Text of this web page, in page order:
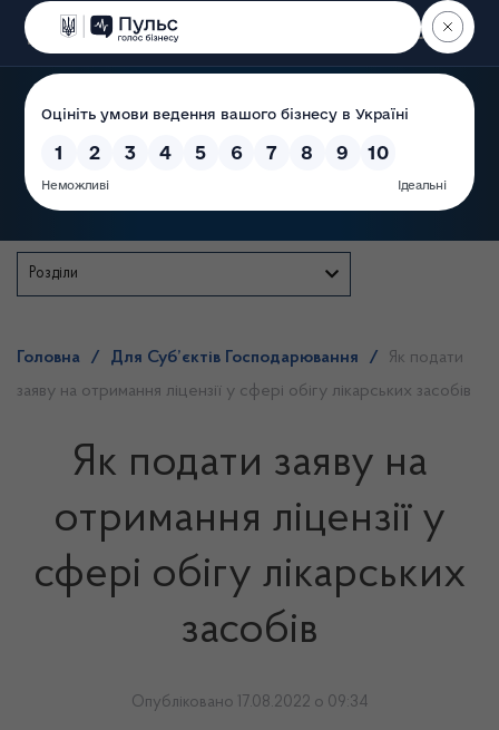
Пошук
Розділи
Головна / Для Суб’єктів Господарювання /
Як подати
заяву на отримання ліцензії у сфері обігу лікарських засобів
Як подати заяву на
отримання ліцензії у
сфері обігу лікарських
засобів
Опубліковано 17.08.2022 о 09:34